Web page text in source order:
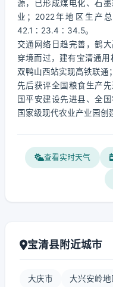
源，已形成煤电化、石
业；2022年地区生产
42.1∶23.4∶34.5。
交通网络日趋完善，鹤
穿境而过，建有宝清通
双鸭山西站实现高铁联通
先后获评全国粮食生产
国平安建设先进县、全
国家级现代农业产业园创
查看实时天气
宝清县附近城市
大庆市 大兴安岭地